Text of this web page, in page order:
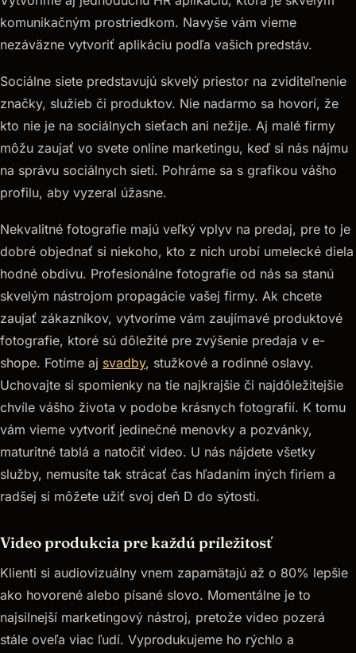
komunikačným prostriedkom. Navyše vám vieme
nezáväzne vytvoriť aplikáciu podľa vašich predstáv.
Sociálne siete predstavujú skvelý priestor na zviditeľnenie
značky, služieb či produktov. Nie nadarmo sa hovorí, že
kto nie je na sociálnych sieťach ani nežije. Aj malé firmy
môžu zaujať vo svete online marketingu, keď si nás nájmu
na správu sociálnych sietí. Pohráme sa s grafikou vášho
profilu, aby vyzeral úžasne.
Nekvalitné fotografie majú veľký vplyv na predaj, pre to je
dobré objednať si niekoho, kto z nich urobí umelecké diela
hodné obdivu. Profesionálne fotografie od nás sa stanú
skvelým nástrojom propagácie vašej firmy. Ak chcete
zaujať zákazníkov, vytvoríme vám zaujímavé produktové
fotografie, ktoré sú dôležité pre zvýšenie predaja v e-
shope. Fotíme aj svadby, stužkové a rodinné oslavy.
Uchovajte si spomienky na tie najkrajšie či najdôležitejšie
chvíle vášho života v podobe krásnych fotografií. K tomu
vám vieme vytvoriť jedinečné menovky a pozvánky,
maturitné tablá a natočiť video. U nás nájdete všetky
služby, nemusíte tak strácať čas hľadaním iných firiem a
radšej si môžete užiť svoj deň D do sýtosti.
Video produkcia pre každú príležitosť
Klienti si audiovizuálny vnem zapamätajú až o 80% lepšie
ako hovorené alebo písané slovo. Momentálne je to
najsilnejší marketingový nástroj, pretože video pozerá
stále oveľa viac ľudí. Vyprodukujeme ho rýchlo a